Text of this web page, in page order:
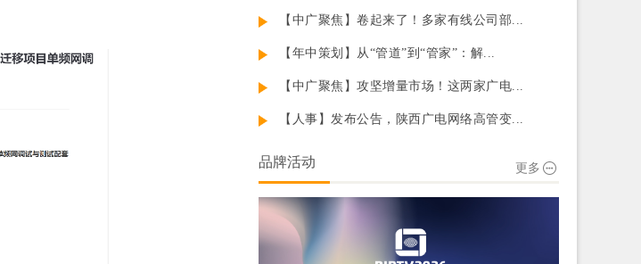
【中广聚焦】卷起来了！多家有线公司部...
【年中策划】从“管道”到“管家”：解...
【中广聚焦】攻坚增量市场！这两家广电...
【人事】发布公告，陕西广电网络高管变...
品牌活动 更多